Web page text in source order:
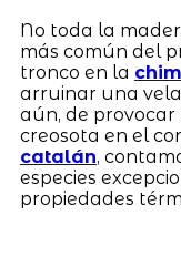
No toda la
más común del
tronco en la
arruinar una
aún, de
creosota en el
catalán,
especies
propiedades